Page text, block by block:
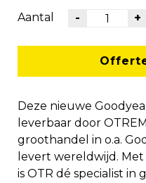
Aantal - +
Deze nieuwe
leverbaar door
groothandel in o.a.
levert wereldwijd.
is OTR dé specialist